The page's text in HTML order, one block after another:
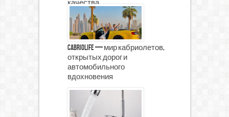
качества
CabrioLife — мир кабриолетов,
открытых дорог и
автомобильного
вдохновения